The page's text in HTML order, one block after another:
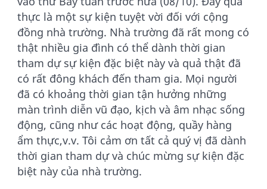
thực là một sự kiện tuyệt vời đối với cộng
đồng nhà trường. Nhà trường đã rất mong có
thật nhiều gia đình có thể dành thời gian
tham dự sự kiện đặc biệt này và quả thật đã
có rất đông khách đến tham gia. Mọi người
đã có khoảng thời gian tận hưởng những
màn trình diễn vũ đạo, kịch và âm nhạc sống
động, cũng như các hoạt động, quầy hàng
ẩm thực,v.v. Tôi cảm ơn tất cả quý vị đã dành
thời gian tham dự và chúc mừng sự kiện đặc
biệt này của nhà trường.